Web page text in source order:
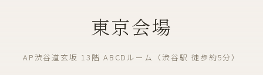
東京会場
AP渋谷道玄坂 13階 ABCDルーム（渋谷駅 徒歩約5分）